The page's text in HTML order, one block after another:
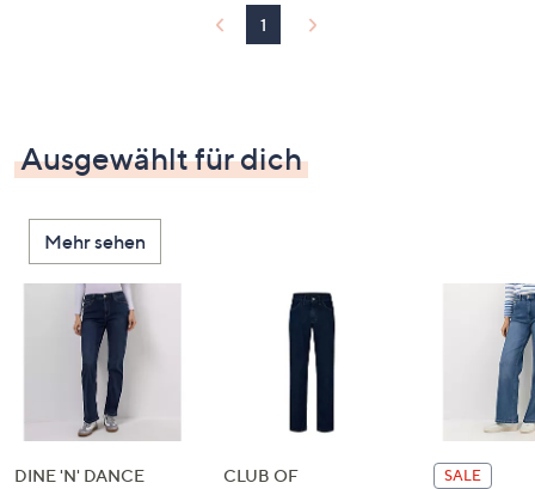
1
Ausgewählt für dich
Mehr sehen
DINE 'N' DANCE CLUB OF SALE